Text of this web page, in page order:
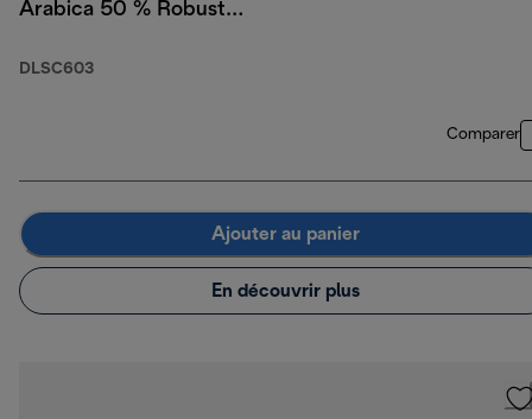
Arabica 50 % Robusta,
DLSC603
Comparer
Ajouter au panier
En découvrir plus